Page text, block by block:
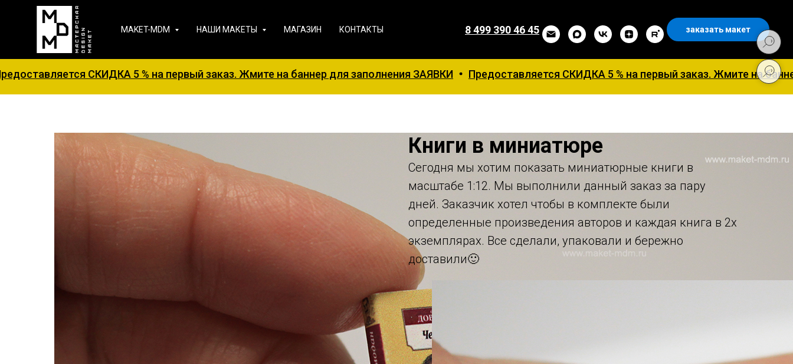
5 % на первый заказ. Жмите на баннер для заполнения ЗАЯВКИ Предоставляется СКИДКА 5 % на первый заказ. Жмите на баннер для
MAKET-MDM НАШИ МАКЕТЫ МАГАЗИН КОНТАКТЫ 8 499 390 46 45 заказать макет
Книги в миниатюре
Сегодня мы хотим показать миниатюрные книги в
масштабе 1:12. Мы выполнили данный заказ за пару
дней. Заказчик хотел чтобы в комплекте были
определенные произведения авторов и каждая книга в 2х
экземплярах. Все сделали, упаковали и бережно
доставили🙂